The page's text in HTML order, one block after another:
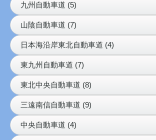
九州自動車道 (5)
山陰自動車道 (7)
日本海沿岸東北自動車道 (4)
東九州自動車道 (7)
東北中央自動車道 (8)
三遠南信自動車道 (9)
中央自動車道 (4)